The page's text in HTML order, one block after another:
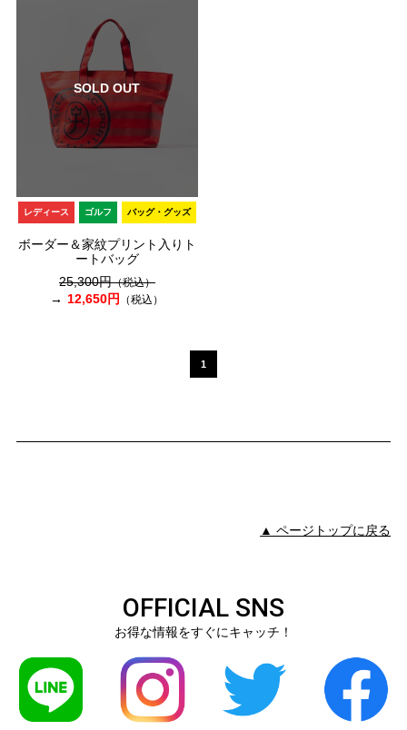
SOLD OUT
レディース ゴルフ バッグ・グッズ
ボーダー＆家紋プリント入りト
ートバッグ
25,300円（税込）
12,650円 （税込）
1
▲ ページトップに戻る
OFFICIAL SNS
お得な情報をすぐにキャッチ！